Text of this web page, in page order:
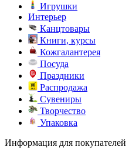
Игрушки
Интерьер
Канцтовары
Книги, курсы
Кожгалантерея
Посуда
Праздники
Распродажа
Сувениры
Творчество
Упаковка
Информация для покупателей